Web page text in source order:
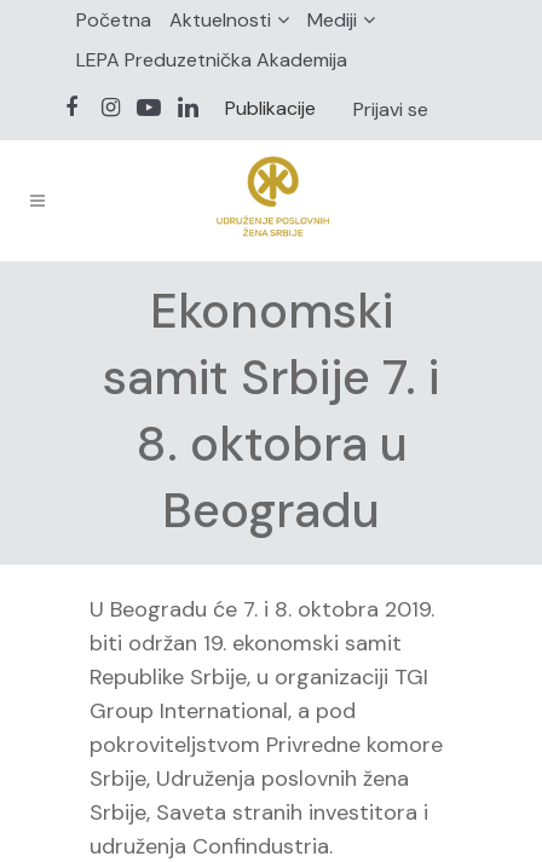
Početna Aktuelnosti
Mediji
LEPA Preduzetnička Akademija
Publikacije
Prijavi se
Ekonomski
samit Srbije 7. i
8. oktobra u
Beogradu
U Beogradu će 7. i 8. oktobra 2019.
biti održan 19. ekonomski samit
Republike Srbije, u organizaciji TGI
Group International, a pod
pokroviteljstvom Privredne komore
Srbije, Udruženja poslovnih žena
Srbije, Saveta stranih investitora i
udruženja Confindustria.